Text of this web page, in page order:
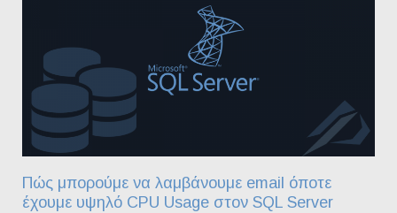
Πώς μπορούμε να λαμβάνουμε email όποτε
έχουμε υψηλό CPU Usage στον SQL Server